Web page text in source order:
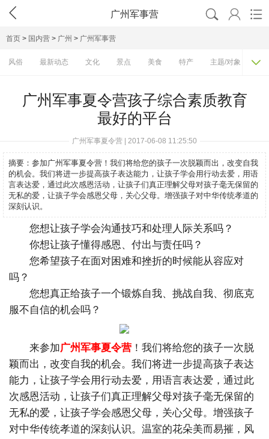
 广州军事营   
首页 > 国内营 > 广州 > 广州军事营
风俗 最新动态 文化 景点 美食 特产 主题/对象 费

广州军事夏令营孩子综合素质教育
最好的平台
广州军事夏令营 | 2017-06-08 11:25:50
摘要： 参加广州军事夏令营！我们将给您的孩子一次脱颖而出，改变自我
的机会。我们将进一步提高孩子表达能力，让孩子学会用行动去爱，用语
言表达爱，通过此次感恩活动，让孩子们真正理解父母对孩子毫无保留的
无私的爱，让孩子学会感恩父母，关心父母。增强孩子对中华传统孝道的
深刻认识。
您想让孩子学会沟通技巧和处理人际关系吗？
你想让孩子懂得感恩、付出与责任吗？
您希望孩子在面对困难和挫折的时候能从容应对
吗？
您想真正给孩子一个锻炼自我、挑战自我、彻底克
服不自信的机会吗？
来参加广州军事夏令营 ！我们将给您的孩子一次脱
颖而出，改变自我的机会。我们将进一步提高孩子表达
能力，让孩子学会用行动去爱，用语言表达爱，通过此
次感恩活动，让孩子们真正理解父母对孩子毫无保留的
无私的爱，让孩子学会感恩父母，关心父母。增强孩子
对中华传统孝道的深刻认识。温室的花朵美而易摧，风